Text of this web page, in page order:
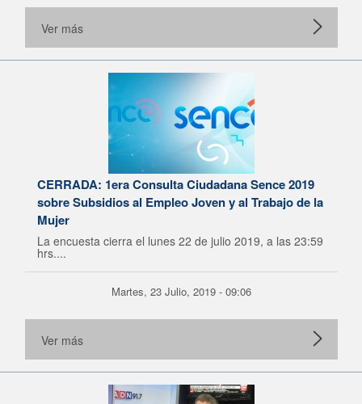
Ver más
CERRADA: 1era Consulta Ciudadana Sence 2019
sobre Subsidios al Empleo Joven y al Trabajo de la
Mujer
La encuesta cierra el lunes 22 de julio 2019, a las 23:59
hrs....
Martes, 23 Julio, 2019 - 09:06
Ver más